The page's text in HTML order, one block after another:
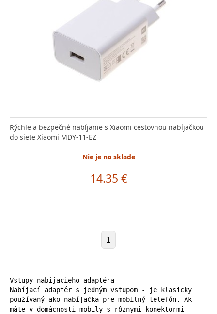
Rýchle a bezpečné nabíjanie s Xiaomi cestovnou nabíjačkou
do siete Xiaomi MDY-11-EZ
Nie je na sklade
14.35 €
1
Vstupy nabíjacieho adaptéra
Nabíjací adaptér s jedným vstupom - je klasicky
používaný ako nabíjačka pre mobilný telefón. Ak
máte v domácnosti mobily s rôznymi konektormi